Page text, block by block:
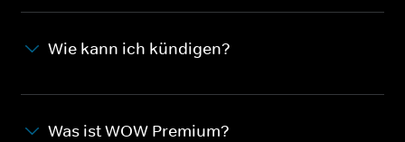
Wie kann ich kündigen?
Was ist WOW Premium?